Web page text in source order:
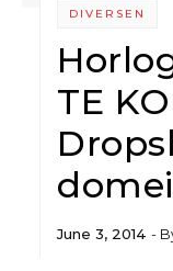
DIVERSEN
TE
June 3, 2014 -